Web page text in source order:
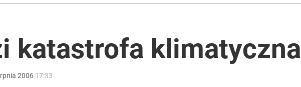
potrzebuje dziś cała Europa
katastrofa klimatyczna
2006 17:33